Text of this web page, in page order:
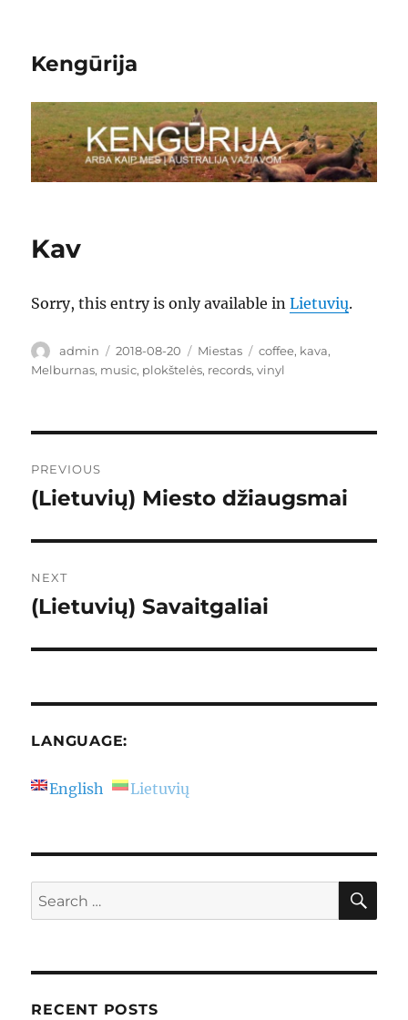
Kengūrija
Kav
Sorry, this entry is only available inLietuvių.
Author
admin
Posted
on
2018-08-20 Categories
Miestas Tags
coffee, kava,
Melburnas, music, plokštelės, records,vinyl
navigation
PREVIOUS
Previous
(Lietuvių) Miesto džiaugsmai
NEXT
Next
(Lietuvių) Savaitgaliai
LANGUAGE:
English Lietuvių
Search
for:
RECENT POSTS